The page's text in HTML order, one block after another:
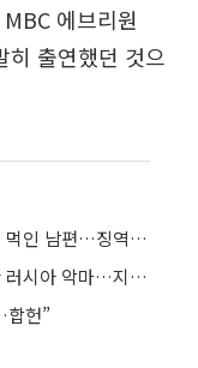
에브리원
히 출연했던 것으
아내 외도 의심해 폭행·강간·대소변까지 먹인 남편…징역 12년 확정
10대 여성 납치해 14년간 감금ㆍ강간한 러시아 악마…지하실엔 여성 시체까지
합헌”